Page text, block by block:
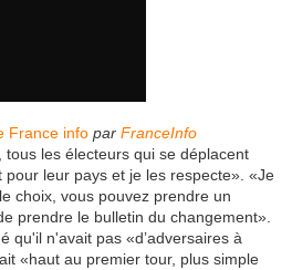
France info par FranceInfo
tous les électeurs qui se déplacent
leur pays et je les respecte». «Je
choix, vous pouvez prendre un
prendre le bulletin du changement».
qu'il n'avait pas «d’adversaires à
«haut au premier tour, plus simple